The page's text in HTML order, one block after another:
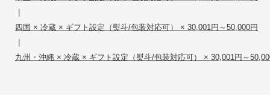
|
四国 × 冷蔵 × ギフト設定（熨斗/包装対応可） × 30,001円～50,000円
|
九州・沖縄 × 冷蔵 × ギフト設定（熨斗/包装対応可） × 30,001円～